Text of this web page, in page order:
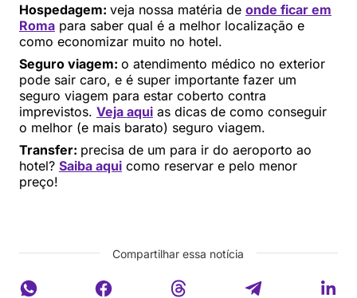
Hospedagem: veja nossa matéria de onde ficar em
Roma para saber qual é a melhor localização e
como economizar muito no hotel.
Seguro viagem: o atendimento médico no exterior
pode sair caro, e é super importante fazer um
seguro viagem para estar coberto contra
imprevistos. Veja aqui as dicas de como conseguir
o melhor (e mais barato) seguro viagem.
Transfer: precisa de um para ir do aeroporto ao
hotel? Saiba aqui como reservar e pelo menor
preço!
Compartilhar essa notícia